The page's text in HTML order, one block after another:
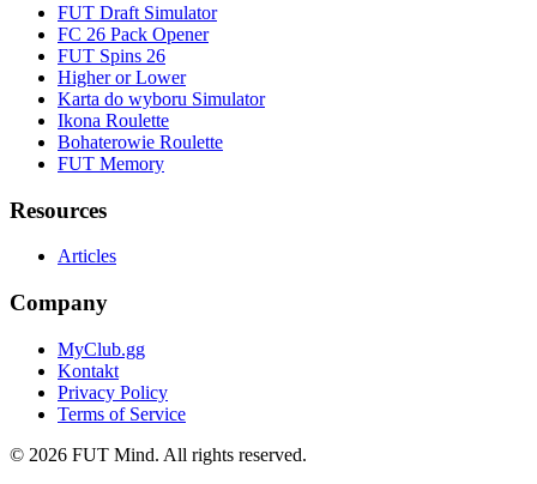
FUT Draft Simulator
FC 26 Pack Opener
FUT Spins 26
Higher or Lower
Karta do wyboru Simulator
Ikona Roulette
Bohaterowie Roulette
FUT Memory
Resources
Articles
Company
MyClub.gg
Kontakt
Privacy Policy
Terms of Service
© 2026 FUT Mind. All rights reserved.